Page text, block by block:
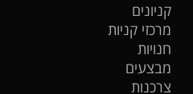
קניונים
מרכזי קניות
חנויות
מבצעים
צרכנות